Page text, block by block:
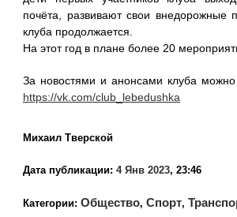
почёта, развивают свои внедорожные
клуба продолжается.
На этот год в плане более 20
За новостями и анонсами клуба можно
https://vk.com/club_lebedushka
Михаил Тверской
Дата публикации: 4 Янв 2023, 23:46
Категории: Общество, Спорт,